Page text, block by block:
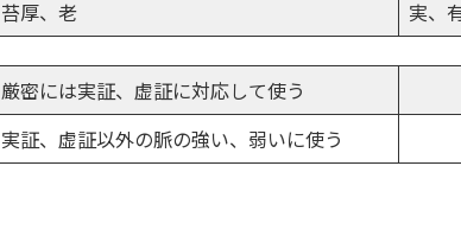
苔厚、老 実、
厳密には実証、虚証に対応して使う
実証、虚証以外の脈の強い、弱いに使う